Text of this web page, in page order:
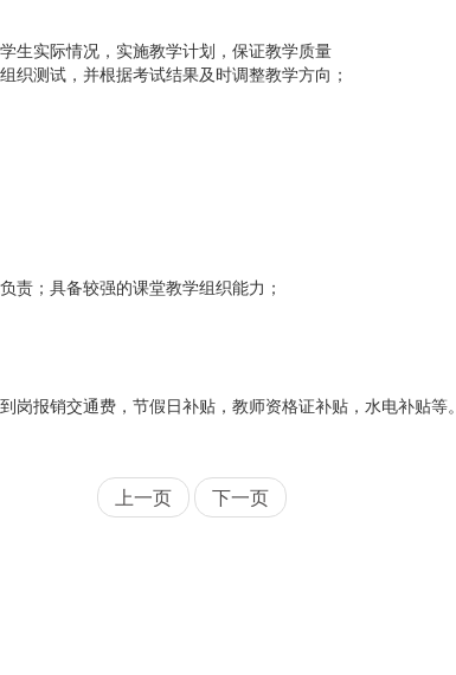
生实际情况，实施教学计划，保证教学质量
织测试，并根据考试结果及时调整教学方向；
责；具备较强的课堂教学组织能力；
报销交通费，节假日补贴，教师资格证补贴，水电补贴等。
上一页 下一页